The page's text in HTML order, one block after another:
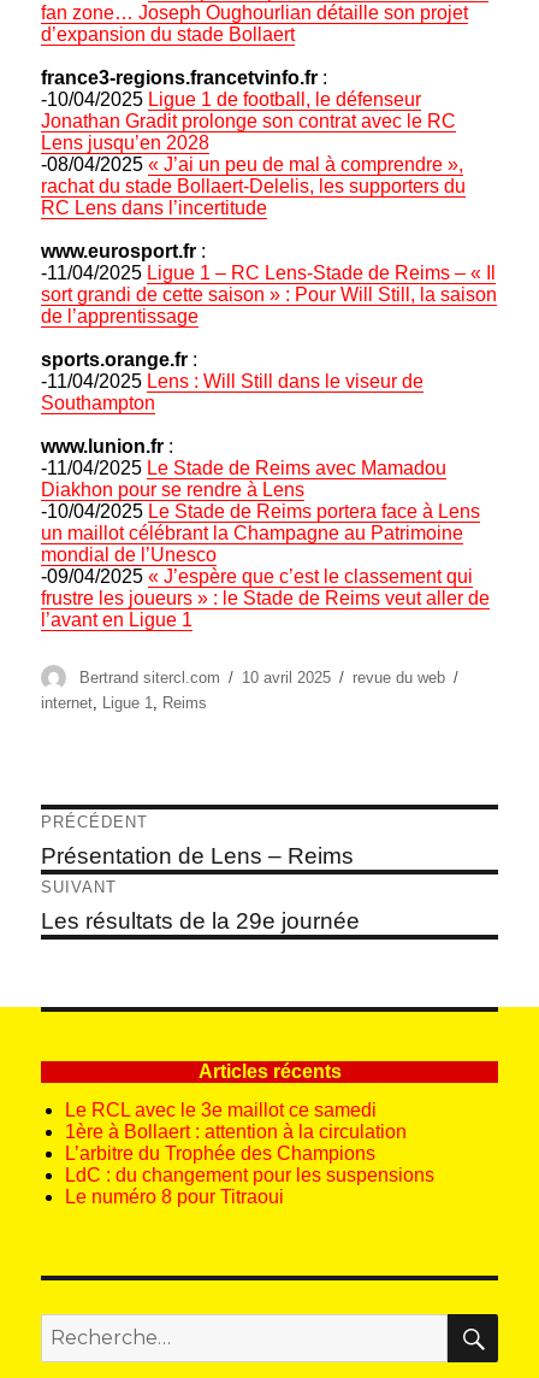
fan zone… Joseph Oughourlian détaille son projet
d’expansion du stade Bollaert
france3-regions.francetvinfo.fr :
-10/04/2025 Ligue 1 de football, le défenseur
Jonathan Gradit prolonge son contrat avec le RC
Lens jusqu’en 2028
-08/04/2025« J’ai un peu de mal à comprendre »,
rachat du stade Bollaert-Delelis, les supporters du
RC Lens dans l’incertitude
www.eurosport.fr :
-11/04/2025 Ligue 1 – RC Lens-Stade de Reims – « Il
sort grandi de cette saison » : Pour Will Still, la saison
de l’apprentissage
sports.orange.fr :
-11/04/2025 Lens : Will Still dans le viseur de
Southampton
www.lunion.fr :
-11/04/2025 Le Stade de Reims avec Mamadou
Diakhon pour se rendre à Lens
-10/04/2025 Le Stade de Reims portera face à Lens
un maillot célébrant la Champagne au Patrimoine
mondial de l’Unesco
-09/04/2025« J’espère que c’est le classement qui
frustre les joueurs » : le Stade de Reims veut aller de
l’avant en Ligue 1
Auteur
Bertrand sitercl.com
Publié
10 avril 2025 Catégories
revue du web
internet, Ligue 1, Reims
Navigation
de
l’article
PRÉCÉDENT
Article
précédent :
Présentation de Lens – Reims
SUIVANT
Article
suivant :
Les résultats de la 29e journée
Articles récents
Le RCL avec le 3e maillot ce samedi
1ère à Bollaert : attention à la circulation
L’arbitre du Trophée des Champions
LdC : du changement pour les suspensions
Le numéro 8 pour Titraoui
pour
: